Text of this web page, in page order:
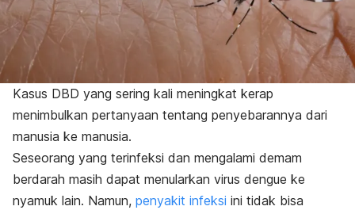
Kasus DBD yang sering kali meningkat kerap
menimbulkan pertanyaan tentang penyebarannya dari
manusia ke manusia.
Seseorang yang terinfeksi dan mengalami demam
berdarah masih dapat menularkan virus dengue ke
nyamuk lain. Namun, penyakit infeksi ini tidak bisa